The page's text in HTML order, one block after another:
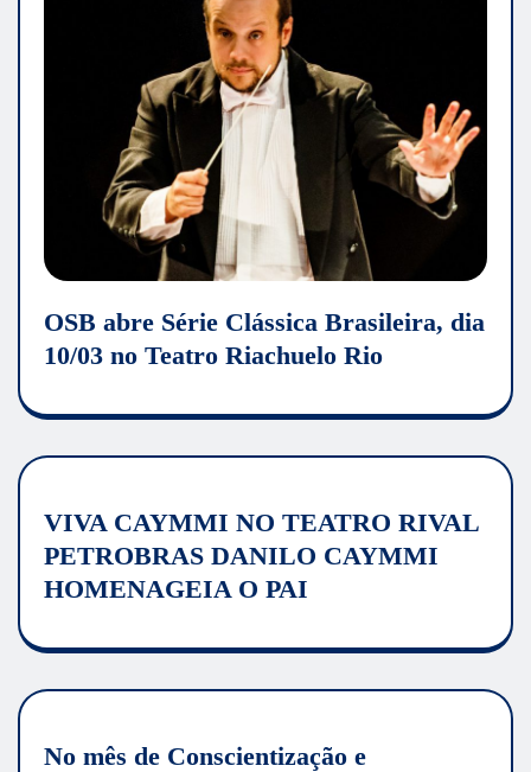
OSB abre Série Clássica Brasileira, dia
10/03 no Teatro Riachuelo Rio
VIVA CAYMMI NO TEATRO RIVAL
PETROBRAS DANILO CAYMMI
HOMENAGEIA O PAI
No mês de Conscientização e